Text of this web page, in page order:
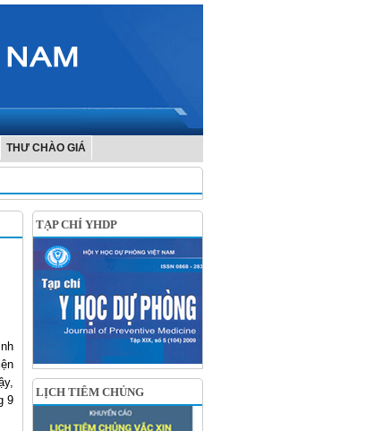
THƯ CHÀO GIÁ
9
TẠP CHÍ YHDP
LỊCH TIÊM CHỦNG